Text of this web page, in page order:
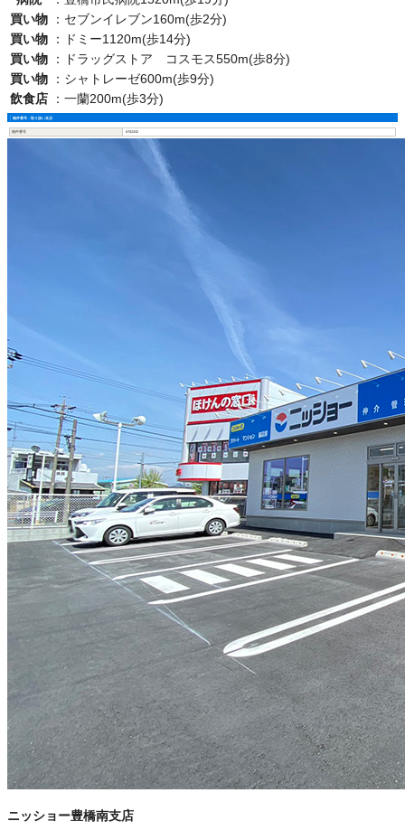
買い物
： セブンイレブン160m(歩2分)
買い物
：
ドミー1120m(歩14分)
買い物
：
ドラッグストア コスモス550m(歩8分)
買い物
： シャトレーゼ600m(歩9分)
飲食店
： 一蘭200m(歩3分)
物件番号・取り扱い支店
物件番号 6702332
ニッショー豊橋南支店